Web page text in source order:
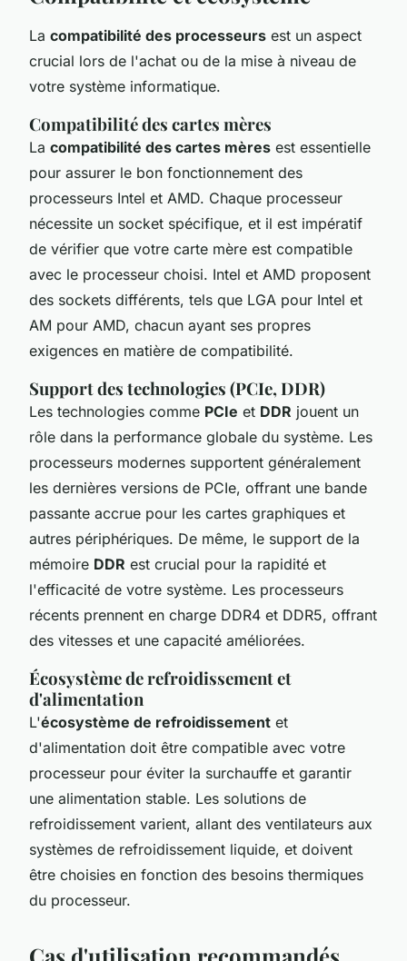
La compatibilité des processeurs est un aspect
crucial lors de l'achat ou de la mise à niveau de
votre système informatique.
Compatibilité des cartes mères
La compatibilité des cartes mères est essentielle
pour assurer le bon fonctionnement des
processeurs Intel et AMD. Chaque processeur
nécessite un socket spécifique, et il est impératif
de vérifier que votre carte mère est compatible
avec le processeur choisi. Intel et AMD proposent
des sockets différents, tels que LGA pour Intel et
AM pour AMD, chacun ayant ses propres
exigences en matière de compatibilité.
Support des technologies (PCIe, DDR)
Les technologies comme PCIe et DDR jouent un
rôle dans la performance globale du système. Les
processeurs modernes supportent généralement
les dernières versions de PCIe, offrant une bande
passante accrue pour les cartes graphiques et
autres périphériques. De même, le support de la
mémoire DDR est crucial pour la rapidité et
l'efficacité de votre système. Les processeurs
récents prennent en charge DDR4 et DDR5, offrant
des vitesses et une capacité améliorées.
Écosystème de refroidissement et
d'alimentation
L'écosystème de refroidissement et
d'alimentation doit être compatible avec votre
processeur pour éviter la surchauffe et garantir
une alimentation stable. Les solutions de
refroidissement varient, allant des ventilateurs aux
systèmes de refroidissement liquide, et doivent
être choisies en fonction des besoins thermiques
du processeur.